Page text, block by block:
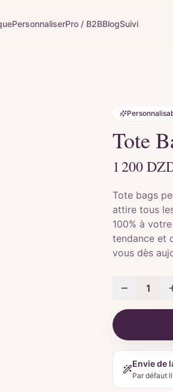
PersonnaliserPro / B2BBlogSuivi
Tote
1 200
Tote bags
attire tous
100% à
tendance et
vous dès
1
Envie de
Par défaut